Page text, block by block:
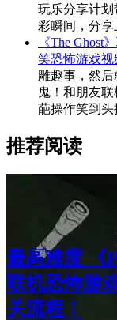
玩乐分享计
彩瞬间，分
《The
笑恐怖游戏视
雕趣事，然
鬼！和朋友
葩操作笑到
推荐阅读
最高难度 《
联机恐怖游
关流程！